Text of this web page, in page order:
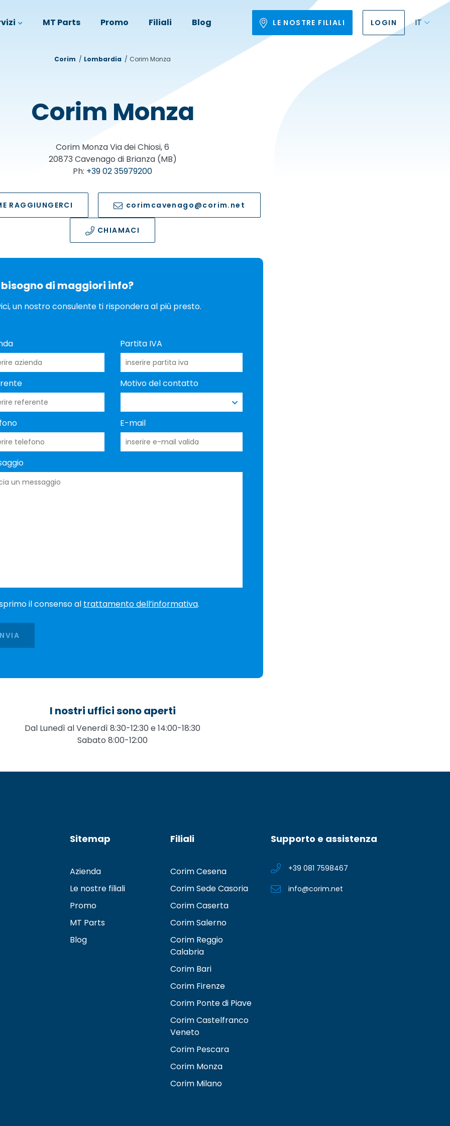
MT Parts Promo Filiali Blog LE NOSTRE FILIALI LOGIN IT
Corim Lombardia Corim Monza
Corim Monza
Corim MonzaVia dei Chiosi, 6
20873 Cavenago di Brianza (MB)
Ph: +39 02 35979200
RAGGIUNGERCI corimcavenago@corim.net
CHIAMACI
bisogno di maggiori info?
un nostro consulente ti rispondera al più presto.
Partita IVA
Motivo del contatto
E-mail
il consenso al trattamento dell’informativa.
I nostri uffici sono aperti
Dal Lunedì al Venerdì 8:30-12:30 e 14:00-18:30
Sabato 8:00-12:00
Sitemap
Azienda
Le nostre filiali
Promo
MT Parts
Blog
Filiali
Corim Cesena
Corim Sede Casoria
Corim Caserta
Corim Salerno
Corim Reggio
Calabria
Corim Bari
Corim Firenze
Corim Ponte di Piave
Corim Castelfranco
Veneto
Corim Pescara
Corim Monza
Corim Milano
Supporto e assistenza
+39 081 7598467
info@corim.net